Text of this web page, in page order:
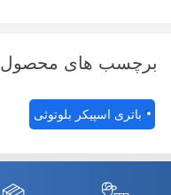
برچسب های محصول
باتری اسپیکر بلوتوثی